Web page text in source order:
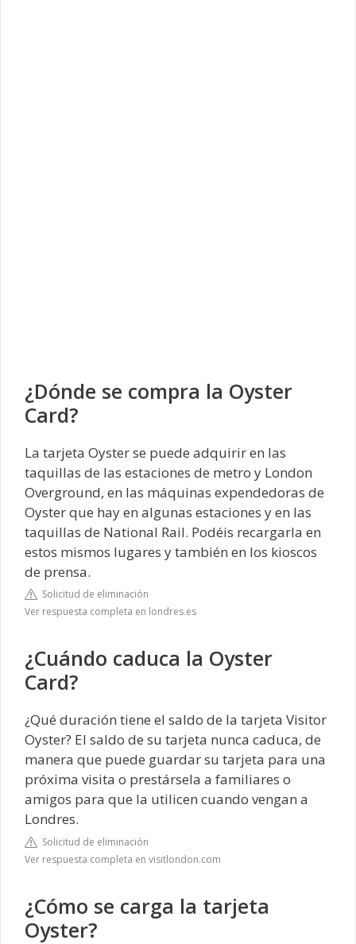
¿Dónde se compra la Oyster
Card?
La tarjeta Oyster se puede adquirir en las
taquillas de las estaciones de metro y London
Overground, en las máquinas expendedoras de
Oyster que hay en algunas estaciones y en las
taquillas de National Rail. Podéis recargarla en
estos mismos lugares y también en los kioscos
de prensa.
Solicitud de eliminación
Ver respuesta completa en londres.es
¿Cuándo caduca la Oyster
Card?
¿Qué duración tiene el saldo de la tarjeta Visitor
Oyster? El saldo de su tarjeta nunca caduca, de
manera que puede guardar su tarjeta para una
próxima visita o prestársela a familiares o
amigos para que la utilicen cuando vengan a
Londres.
Solicitud de eliminación
Ver respuesta completa en visitlondon.com
¿Cómo se carga la tarjeta
Oyster?